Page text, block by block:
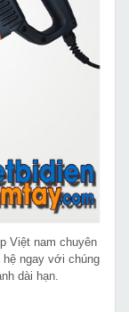
Việt nam chuyên
hệ ngay với chúng
dài hạn.